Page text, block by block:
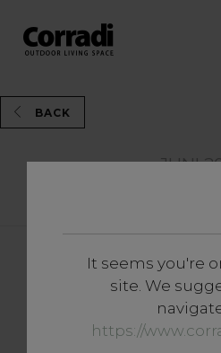
It seems you're
site. We
https://
BACK
JUNI
pfeilerlose